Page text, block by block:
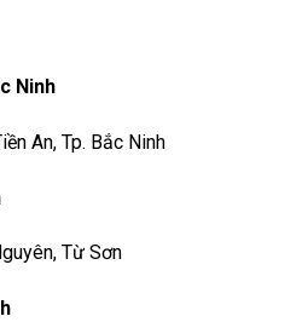
Ninh
An, Tp. Bắc Ninh
Từ Sơn